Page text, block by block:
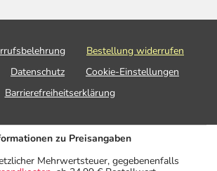
Bestellung widerrufen
Datenschutz
Cookie-Einstellungen
Barrierefreiheitserklärung
zu Preisangaben
Mehrwertsteuer, gegebenenfalls